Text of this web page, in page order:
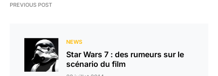
PREVIOUS POST
NEWS
Star Wars 7 : des rumeurs sur le
scénario du film